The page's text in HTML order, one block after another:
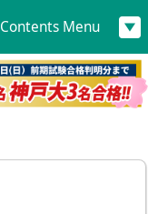
Contents Menu